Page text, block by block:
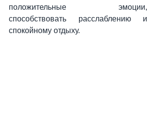
положительные эмоции,
способствовать расслаблению и
спокойному отдыху.